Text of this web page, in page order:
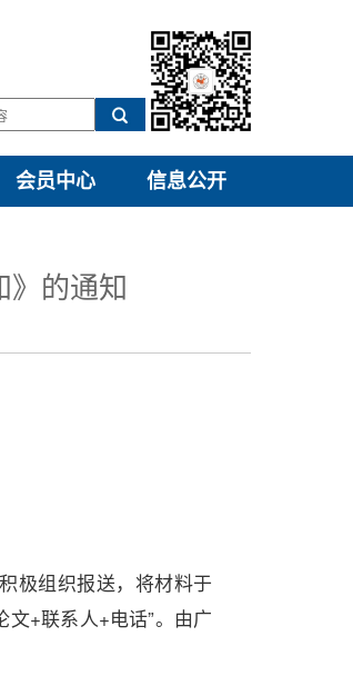
会员中心 信息公开
》的通知
极组织报送，将材料于
+联系人+电话”。由广